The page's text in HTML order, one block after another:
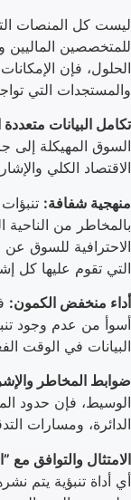
ليست كل المنصات
للمتخصصين الماليين
الحلول، فإن
والمستجدات التي
تكامل البيانات
السوق المهيكلة إلى
الاقتصاد الكلي
منهجية شفافة:
بالمخاطر من الناحية
الاحترافية للسوق عن
التي تقوم عليها كل
أداء منخفض الكمون:
أسوأ من عدم وجود
البيانات في الوقت
ضوابط المخاطر
الوسيط، فإن حدود
الدائرة، ومسارات
الامتثال والتوافق
أي أداة تنبؤية يتم